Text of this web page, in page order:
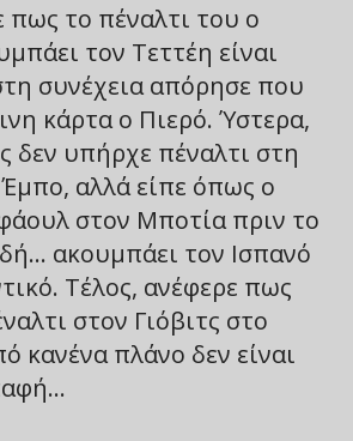
πως το πέναλτι του ο
τον Τεττέη είναι
συνέχεια απόρησε που
κάρτα ο Πιερό. Ύστερα,
δεν υπήρχε πέναλτι στη
αλλά είπε όπως ο
φάουλ στον Μποτία πριν το
ακουμπάει τον Ισπανό
Τέλος, ανέφερε πως
στον Γιόβιτς στο
κανένα πλάνο δεν είναι